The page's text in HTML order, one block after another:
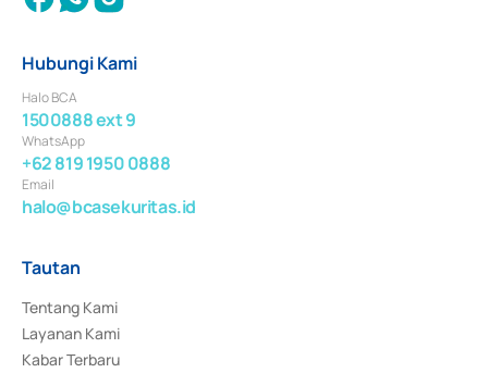
Hubungi Kami
Halo BCA
1500888 ext 9
WhatsApp
+62 819 1950 0888
Email
halo@bcasekuritas.id
Tautan
Tentang Kami
Layanan Kami
Kabar Terbaru